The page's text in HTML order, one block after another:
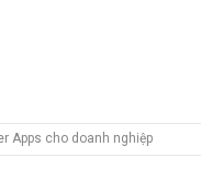
Apps cho doanh nghiệp